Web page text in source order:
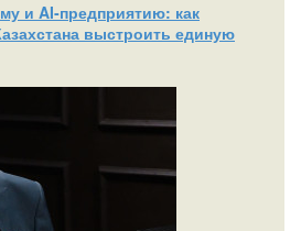
и AI‑предприятию: как
выстроить единую